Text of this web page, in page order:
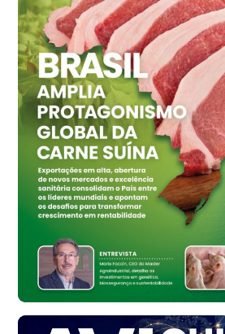
Grande São Paulo (SP)
R$ 155,59
cx
Ovo Vermelho - Regional
Vermelho
R$ 159,31
cx
Ovo Branco - Regional
Bastos (SP)
R$ 134,42
cx
Ovo Vermelho - Regional
Bastos (SP)
R$ 148,56
cx
Frango - Indicador